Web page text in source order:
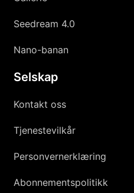
Seedream 4.0
Nano-banan
Selskap
Kontakt oss
Tjenestevilkår
Personvernerklæring
Abonnementspolitikk